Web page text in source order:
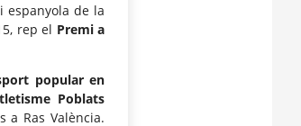
espanyola de la
rep el Premi a
popular en
Poblats
Ras València.